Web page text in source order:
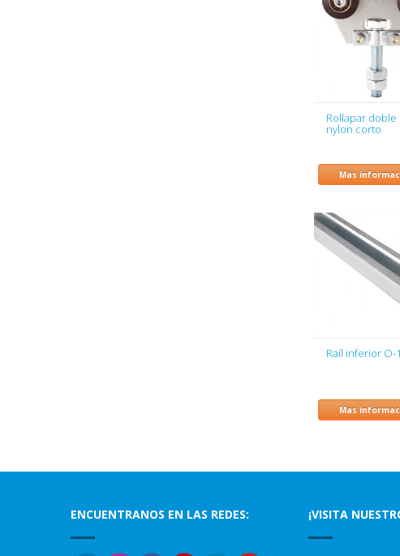
Rollapar doble
nylon corto
Mas
Raíl inferior O-
Mas
ENCUENTRANOS EN LAS REDES: ¡VISITA